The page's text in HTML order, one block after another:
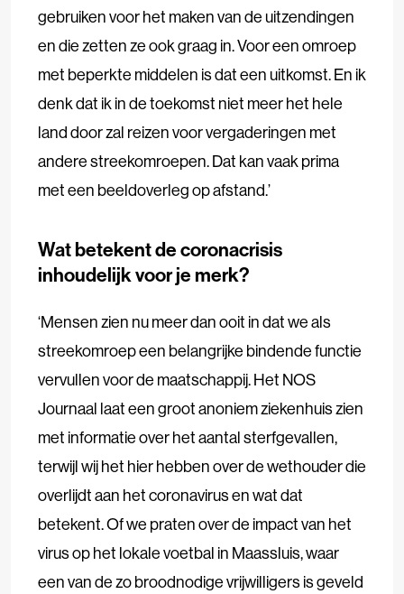
gebruiken voor het maken van de uitzendingen
en die zetten ze ook graag in. Voor een omroep
met beperkte middelen is dat een uitkomst. En ik
denk dat ik in de toekomst niet meer het hele
land door zal reizen voor vergaderingen met
andere streekomroepen. Dat kan vaak prima
met een beeldoverleg op afstand.’
Wat betekent de coronacrisis
inhoudelijk voor je merk?
‘Mensen zien nu meer dan ooit in dat we als
streekomroep een belangrijke bindende functie
vervullen voor de maatschappij. Het NOS
Journaal laat een groot anoniem ziekenhuis zien
met informatie over het aantal sterfgevallen,
terwijl wij het hier hebben over de wethouder die
overlijdt aan het coronavirus en wat dat
betekent. Of we praten over de impact van het
virus op het lokale voetbal in Maassluis, waar
een van de zo broodnodige vrijwilligers is geveld